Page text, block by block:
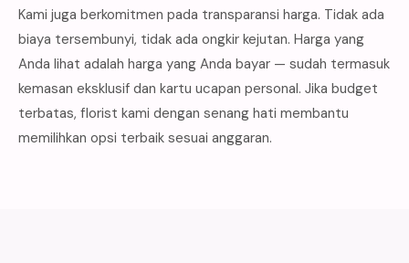
Kami juga berkomitmen pada transparansi harga. Tidak ada
biaya tersembunyi, tidak ada ongkir kejutan. Harga yang
Anda lihat adalah harga yang Anda bayar — sudah termasuk
kemasan eksklusif dan kartu ucapan personal. Jika budget
terbatas, florist kami dengan senang hati membantu
memilihkan opsi terbaik sesuai anggaran.